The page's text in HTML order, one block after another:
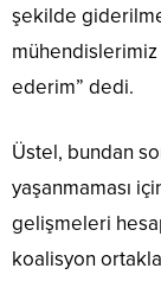
şekilde
mühendislerimiz
ederim” dedi.
Üstel, bundan
yaşanmaması
gelişmeleri
koalisyon